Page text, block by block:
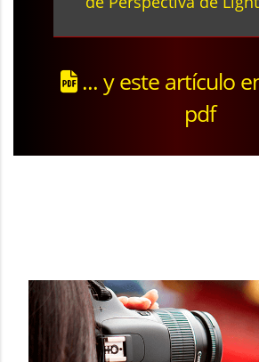
... y este artículo
pdf